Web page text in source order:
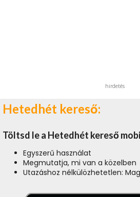
hirdetés
Hetedhét kereső:
Töltsd le a Hetedhét kereső
Egyszerű használat
Megmutatja, mi van a közelben
Utazáshoz nélkülözhetetlen: